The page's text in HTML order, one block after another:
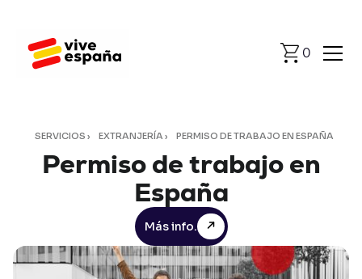
0
SERVICIOS › EXTRANJERÍA › PERMISO DE TRABAJO EN ESPAÑA
Permiso detrabajo en
España
Más info.